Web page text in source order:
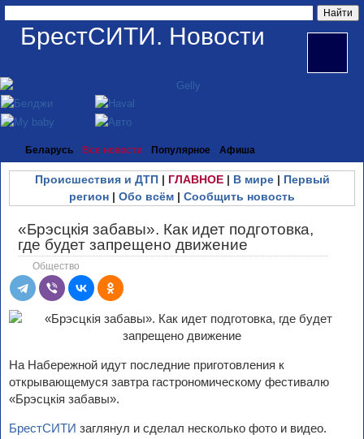
БрестСИТИ. Новости
Беларусь Все новости Популярное Афиша
Происшествия и ДТП| ГЛАВНОЕ| В мире| Первый
регион | Обо всём | Сообщить новость
«Брэсцкія забавы». Как идет подготовка,
где будет запрещено движение
Общество
На Набережной идут последние приготовления к
открывающемуся завтра гастрономическому фестивалю
«Брэсцкія забавы».
БрестСИТИ заглянул и сделал несколько фото и видео.